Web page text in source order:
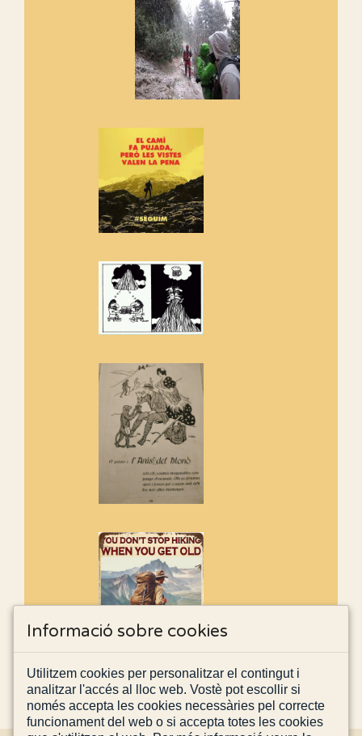
Si no podem caminar, alguna
cosa hem de fer...
Els Centpeus signen el
Manifest a favor dels Camins
Si ets una entitat o associació
adhereix-te al manifest!
Rebem un diploma dels
Amics de Sant Aniol d'Aguja
Els Centpeus estem implicats
de l'entorn de Sant Aniol
Informació sobre cookies
Utilitzem cookies per personalitzar el contingut i
analitzar l'accés al lloc web. Vostè pot escollir si
només accepta les cookies necessàries pel correcte
funcionament del web o si accepta totes les cookies